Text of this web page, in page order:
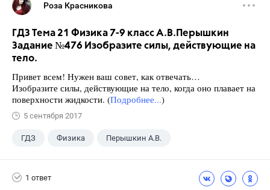
Роза Красникова
ГДЗ Тема 21 Физика 7-9 класс А.В.Перышкин
Задание №476 Изобразите силы, действующие на
тело.
Привет всем! Нужен ваш совет, как отвечать…
Изобразите силы, действующие на тело, когда оно плавает на
поверхности жидкости. (Подробнее...)
5 сентября 2017
ГДЗ Физика Перышкин А.В.
1 ответ